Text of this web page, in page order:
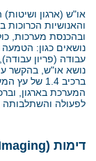
או"ש (ארגון
והאנושיות
ובהכנסת מערכות,
נושאים כגון:
עבודה (פריון
נושא או"ש, בהקשר
ברכיב 1.4
לפעולה והשתלבותה
דימות